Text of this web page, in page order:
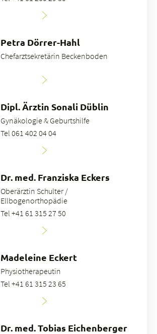
Petra Dörrer-Hahl
Chefarztsekretärin Beckenboden
Dipl. Ärztin Sonali Düblin
Gynäkologie & Geburtshilfe
Tel 061 402 04 04
Dr. med. Franziska Eckers
Oberärztin Schulter /
Ellbogenorthopädie
Tel +41 61 315 27 50
Madeleine Eckert
Physiotherapeutin
Tel +41 61 315 23 65
Dr. med. Tobias Eichenberger